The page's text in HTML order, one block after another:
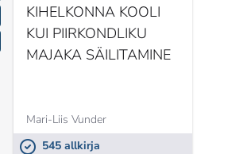
KIHELKONNA KOOLI
KUI PIIRKONDLIKU
MAJAKA SÄILITAMINE
Mari-Liis Vunder
545 allkirja